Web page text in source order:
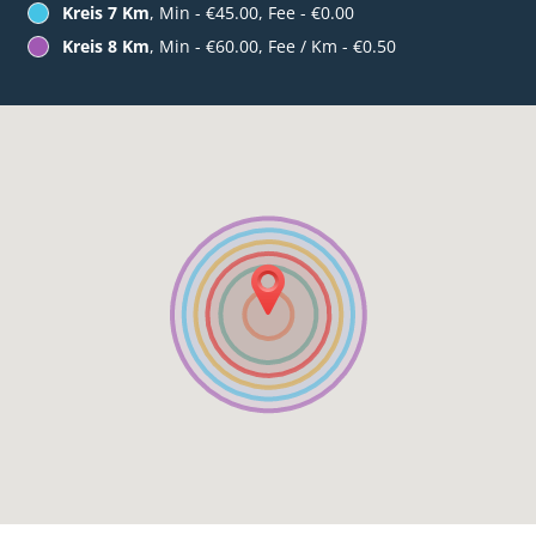
Kreis 7 Km, Min - €45.00, Fee - €0.00
Kreis 8 Km, Min - €60.00, Fee / Km - €0.50